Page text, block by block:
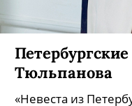
Кацуба
«Невеста из